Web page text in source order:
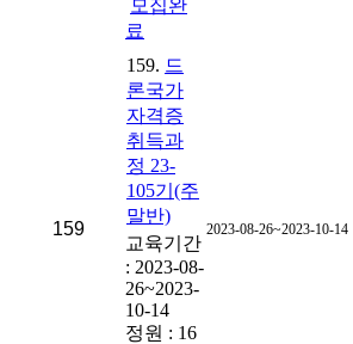
모집완
료
159
159. 드
론국가
자격증
취득과
정 23-
105기(주
말반)
교육기간
: 2023-08-
26~2023-
10-14
정원 : 16
2023-08-26~2023-10-14